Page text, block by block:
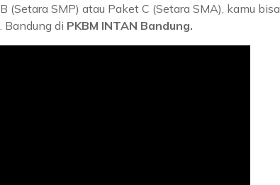
(Setara SMP) atau Paket C (Setara SMA), kamu bisa
Bandung di PKBM INTAN Bandung.